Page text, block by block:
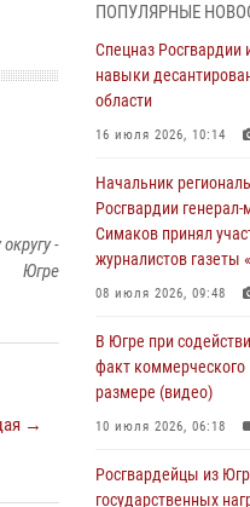
-
Югре
→
посвященных дню
Ивана Яковлева
05 августа 2026, 11:31
В Югре ОМОН
05 августа 2026, 11:14
В Югре сотрудники
охраны Росгвардии
противоправных
05 августа 2026, 05:56
Генерал-полковник
Всероссийском
смыслов»
ПОПУЛЯРНЫЕ
Спецназ Росгвардии
навыки
области
16 июля 2026, 10:14
Начальник
Росгвардии
Симаков принял
журналистов газеты
08 июля 2026, 09:48
В Югре при
факт коммерческого
размере (видео)
10 июля 2026, 06:18
Росгвардейцы из
государственных